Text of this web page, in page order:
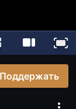
Поддержать